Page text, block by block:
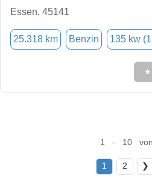
Essen, 45141
25.318 km Benzin 135 kw
★
1 - 10
1 2 ❯